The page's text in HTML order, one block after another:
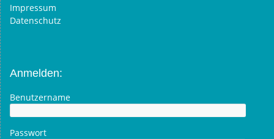
Impressum
Datenschutz
Anmelden:
Benutzername
Passwort